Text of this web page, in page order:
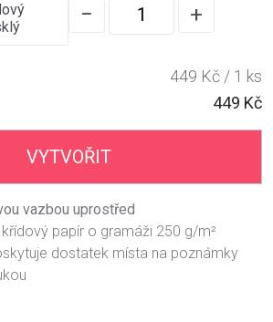
− +
449 Kč / 1 ks
449 Kč
VYTVOŘIT
vazbou uprostřed
papír o gramáži 250 g/m²
dostatek místa na poznámky